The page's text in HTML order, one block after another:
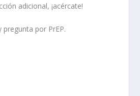
adicional, ¡acércate!
pregunta por PrEP.